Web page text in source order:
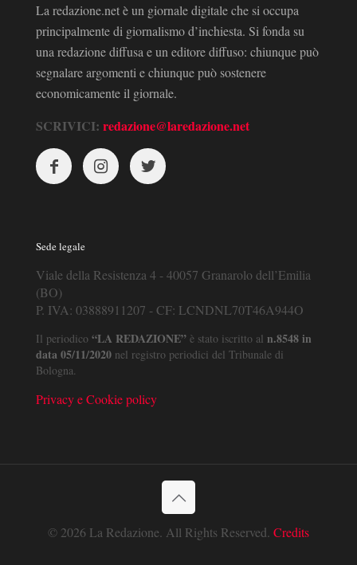
La redazione.net è un giornale digitale che si occupa
principalmente di giornalismo d’inchiesta. Si fonda su
una redazione diffusa e un editore diffuso: chiunque può
segnalare argomenti e chiunque può sostenere
economicamente il giornale.
SCRIVICI: redazione@laredazione.net
Sede legale
Viale della Resistenza 4 - 40057 Granarolo dell’Emilia
(BO)
P. IVA: 03888911207 - CF: LCNDNL70T46A944O
Il periodico “LA REDAZIONE” è stato iscritto al n.8548 in
data 05/11/2020 nel registro periodici del Tribunale di
Bologna.
Privacy e Cookie policy
© 2026 La Redazione. All Rights Reserved. Credits